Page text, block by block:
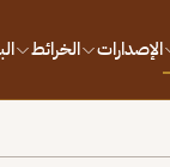
الإصدارات الخرائط